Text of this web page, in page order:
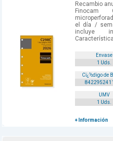
Recambio
Finocam
el día /
incluye
Envase
1 Uds.
Cï¿½digo de
UMV
1 Uds.
+ Información